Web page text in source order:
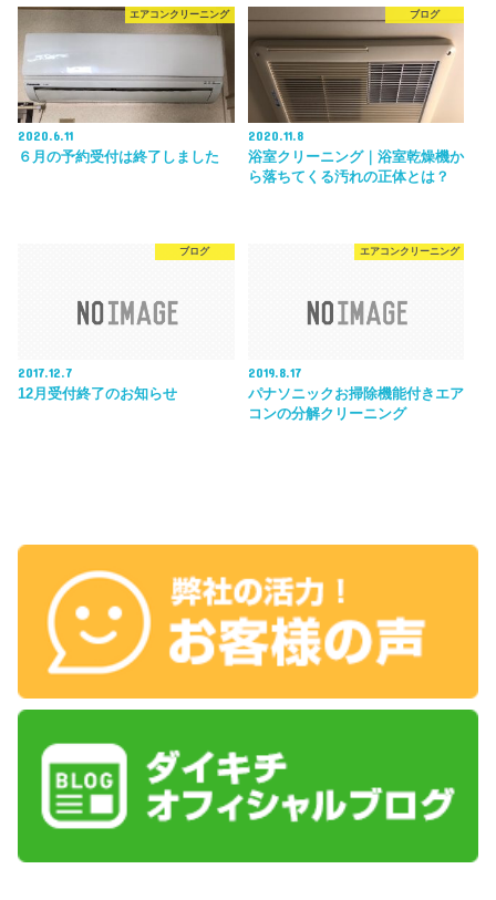
エアコンクリーニング
2020.6.11
６月の予約受付は終了しました
ブログ
2020.11.8
浴室クリーニング｜浴室乾燥機か
ら落ちてくる汚れの正体とは？
ブログ
2017.12.7
12月受付終了のお知らせ
エアコンクリーニング
2019.8.17
パナソニックお掃除機能付きエア
コンの分解クリーニング